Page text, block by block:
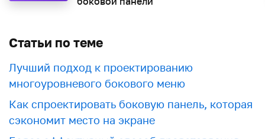
Статьи по теме
Лучший подход к проектированию
многоуровневого бокового меню
Как спроектировать боковую панель, которая
сэкономит место на экране